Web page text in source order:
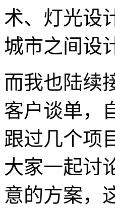
术、灯光设
城市之间设
而我也陆续
客户谈单，
跟过几个项
大家一起讨
意的方案，